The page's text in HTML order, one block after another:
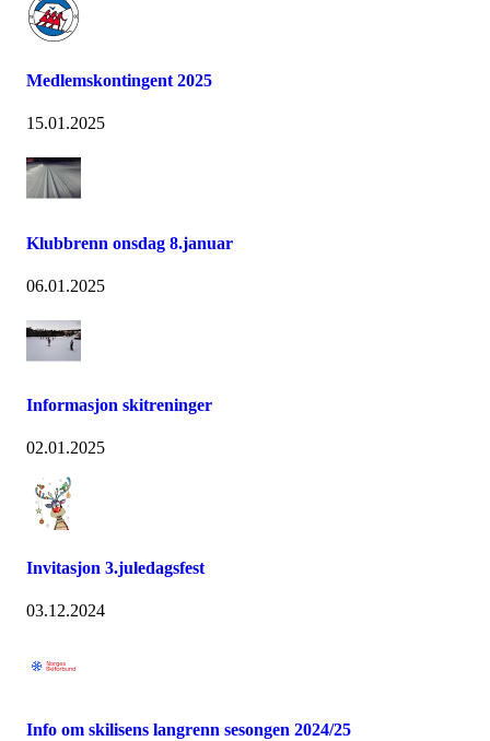
Medlemskontingent 2025
15.01.2025
Klubbrenn onsdag 8.januar
06.01.2025
Informasjon skitreninger
02.01.2025
Invitasjon 3.juledagsfest
03.12.2024
Info om skilisens langrenn sesongen 2024/25